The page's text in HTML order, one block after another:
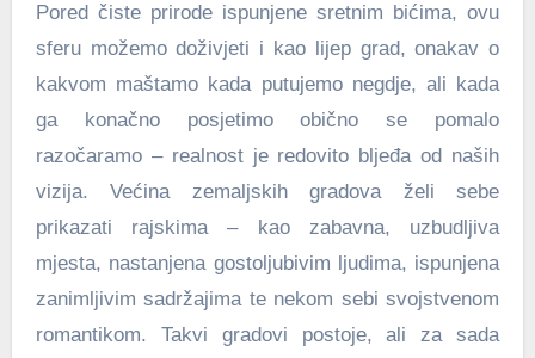
Pored čiste prirode ispunjene sretnim bićima, ovu
sferu možemo doživjeti i kao lijep grad, onakav o
kakvom maštamo kada putujemo negdje, ali kada
ga konačno posjetimo obično se pomalo
razočaramo – realnost je redovito bljeđa od naših
vizija. Većina zemaljskih gradova želi sebe
prikazati rajskima – kao zabavna, uzbudljiva
mjesta, nastanjena gostoljubivim ljudima, ispunjena
zanimljivim sadržajima te nekom sebi svojstvenom
romantikom. Takvi gradovi postoje, ali za sada